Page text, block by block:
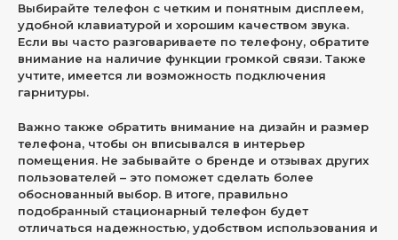
Выбирайте телефон с четким и понятным дисплеем,
удобной клавиатурой и хорошим качеством звука.
Если вы часто разговариваете по телефону, обратите
внимание на наличие функции громкой связи. Также
учтите, имеется ли возможность подключения
гарнитуры.
Важно также обратить внимание на дизайн и размер
телефона, чтобы он вписывался в интерьер
помещения. Не забывайте о бренде и отзывах других
пользователей – это поможет сделать более
обоснованный выбор. В итоге, правильно
подобранный стационарный телефон будет
отличаться надежностью, удобством использования и